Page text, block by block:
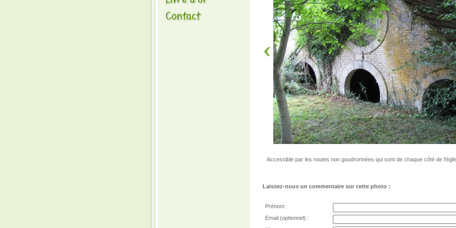
Accessible par les routes non goudronnées qui sont de chaque côté de
Laissez-nous un commentaire sur cette photo :
Prénom :
Email (optionnel) :